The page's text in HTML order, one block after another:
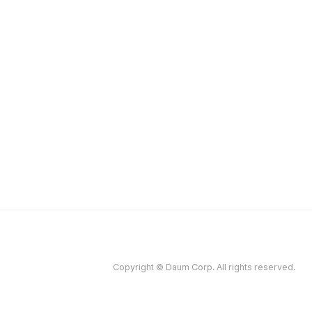
Copyright © Daum Corp. All rights reserved.